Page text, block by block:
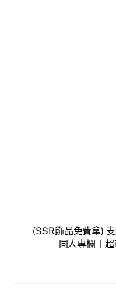
(SSR飾品免費拿)
同人專欄丨